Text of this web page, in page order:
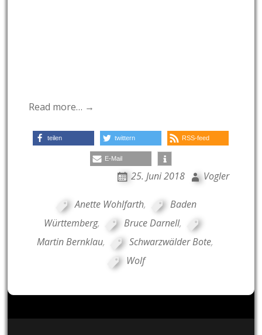
Read more… →
teilen twittern RSS-feed
E-Mail
25. Juni 2018 Vogler
Anette Wohlfarth,
Baden
Württemberg, Bruce Darnell,
Martin Bernklau, Schwarzwälder Bote,
Wolf